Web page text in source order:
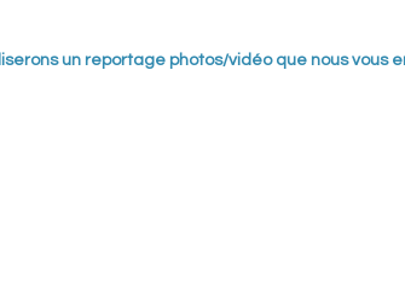
un reportage photos/vidéo que nous vous